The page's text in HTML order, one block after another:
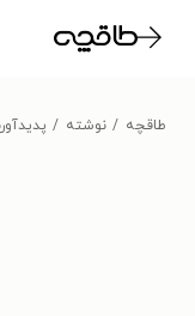
طاقچه نوشته